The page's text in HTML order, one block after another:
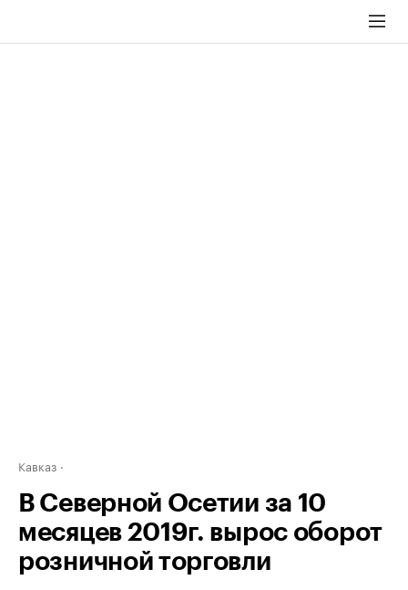
Кавказ
В Северной Осетии за 10
месяцев 2019г. вырос оборот
розничной торговли